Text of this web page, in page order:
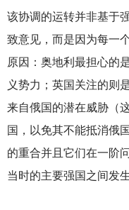
该协调的运转并非基于
致意见，而是因为每一
原因：奥地利最担心的
义势力；英国关注的则
来自俄国的潜在威胁（
国，以免其不能抵消俄
的重合并且它们在一阶
当时的主要强国之间发生